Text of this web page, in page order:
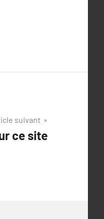
suivant
ce site